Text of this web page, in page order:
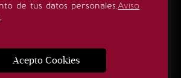
de tus datos personales.Aviso
.
Acepto Cookies
Quiénes somos